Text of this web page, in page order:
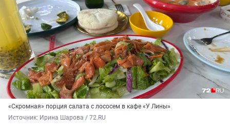
«Скромная» порция салата с лососем в кафе «У Лины»
Источник: Ирина Шарова / 72.RU